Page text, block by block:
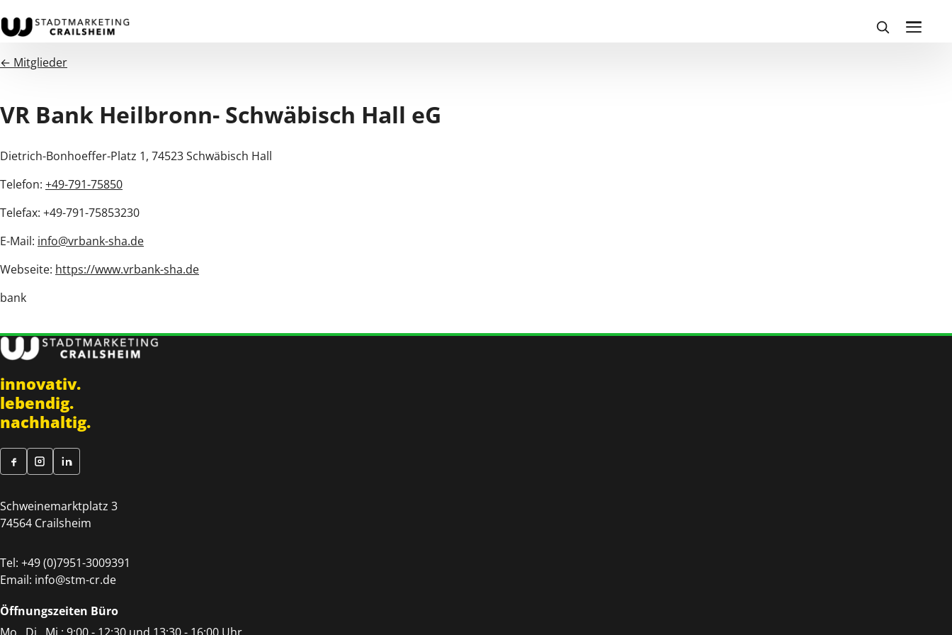
← Mitglieder
VR Bank Heilbronn- Schwäbisch Hall eG
Dietrich-Bonhoeffer-Platz 1, 74523 Schwäbisch Hall
Telefon: +49-791-75850
Telefax: +49-791-75853230
E-Mail: info@vrbank-sha.de
Webseite: https://www.vrbank-sha.de
bank
innovativ.
lebendig.
nachhaltig.
Schweinemarktplatz 3
74564 Crailsheim
Tel: +49 (0)7951-3009391
Email: info@stm-cr.de
Öffnungszeiten Büro
Mo., Di., Mi.: 9:00 - 12:30 und 13:30 - 16:00 Uhr